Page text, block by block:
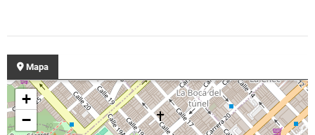
Mapa
+
−